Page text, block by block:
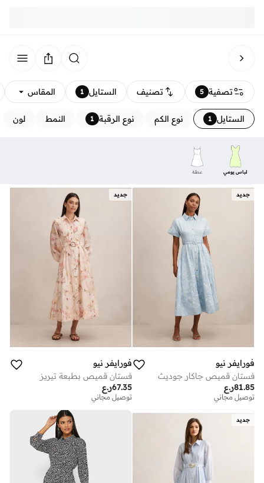
تصفية 5 تصنيف الستايل 1 المقاس
الستايل 1 نوع الكم نوع الرقبة 1 النمط لون
لباس يومي عطلة
جديد
فورايفر نيو
فستان قميص جاكار جوديث
ر.ع81.85
توصيل مجاني
جديد
فورايفر نيو
فستان قميص بطبعة تيريز
ر.ع67.35
توصيل مجاني
جديد